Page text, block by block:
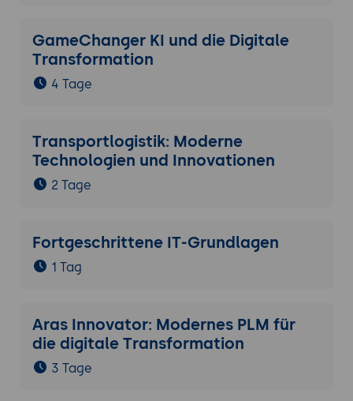
GameChanger KI und die Digitale
Transformation
4 Tage
Transportlogistik: Moderne
Technologien und Innovationen
2 Tage
Fortgeschrittene IT-Grundlagen
1 Tag
Aras Innovator: Modernes PLM für
die digitale Transformation
3 Tage